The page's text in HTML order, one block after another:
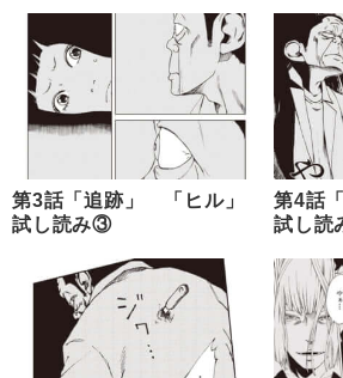
第3話「追跡」 「ヒル」
試し読み③
第4話
試し